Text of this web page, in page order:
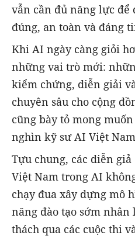
vẫn cần đủ năng lực để
đúng, an toàn và đáng
Khi AI ngày càng giỏi
những vai trò mới:
kiểm chứng, diễn giải
chuyên sâu cho cộng
cũng bày tỏ mong
nghìn kỹ sư AI Việt
Tựu chung, các diễn
Việt Nam trong AI
chạy đua xây dựng mô
năng đào tạo sớm
thách qua các cuộc thi